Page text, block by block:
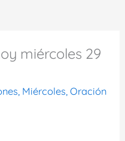
miércoles 29
, Miércoles,Oración